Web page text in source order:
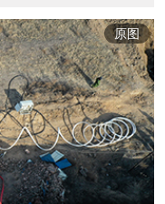
原图